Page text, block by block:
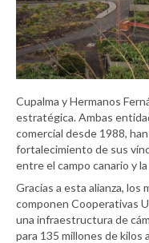
Cupalma y Hermanos
estratégica. Ambas
comercial desde 1988,
fortalecimiento de sus
entre el campo canario y
Gracias a esta alianza, los
componen Cooperativas
una infraestructura de
para 135 millones de kilos